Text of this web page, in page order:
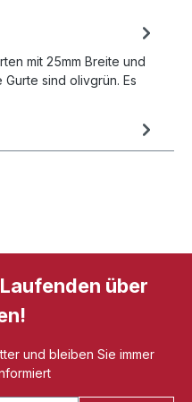
mit 25mm Breite und
sind olivgrün. Es
über
und bleiben Sie immer